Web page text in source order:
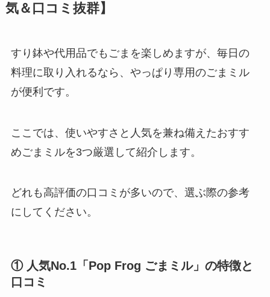
気＆口コミ抜群】
すり鉢や代用品でもごまを楽しめますが、毎日の
料理に取り入れるなら、やっぱり専用のごまミル
が便利です。
ここでは、使いやすさと人気を兼ね備えたおすす
めごまミルを3つ厳選して紹介します。
どれも高評価の口コミが多いので、選ぶ際の参考
にしてください。
① 人気No.1「Pop Frog ごまミル」の特徴と
口コミ